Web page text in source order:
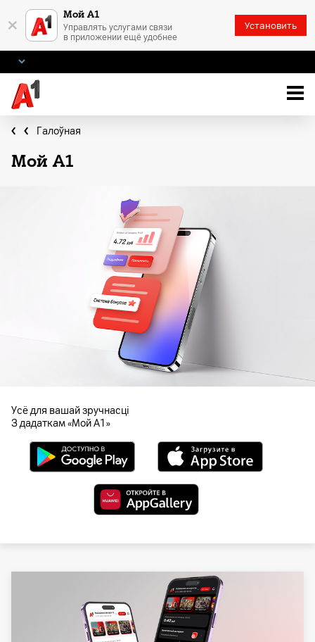
× Мой А1
Управлять услугами связи
в приложении ещё удобнее
Установить
Галоўная
Мой A1
Усё для вашай зручнасцi
З дадаткам «Мой А1»